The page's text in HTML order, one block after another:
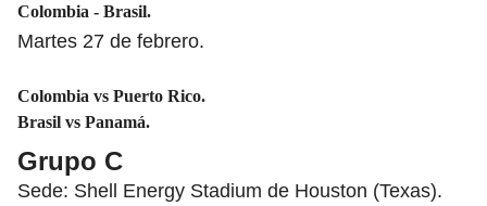
Colombia - Brasil.
Martes 27 de febrero.
Colombia vs Puerto Rico.
Brasil vs Panamá.
Grupo C
Sede: Shell Energy Stadium de Houston (Texas).